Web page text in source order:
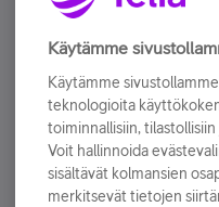
Tilaa Telian uutiskirje
sähköpostiisi.
Tilaa nyt
Käytämme
Käytämme
teknologioita
toiminnallisiin,
Voit hallinnoida
sisältävät kolmansien
merkitsevät tietojen